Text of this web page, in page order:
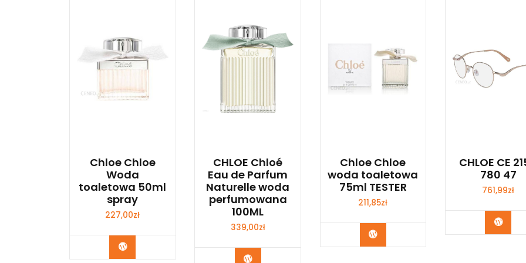
Chloe Chloe
Woda
toaletowa 50ml
spray
227,00zł
Zobacz
CHLOE Chloé
Eau de Parfum
Naturelle woda
perfumowana
100ML
339,00zł
Zobacz
Chloe Chloe
woda toaletowa
75ml TESTER
211,85zł
Zobacz
CHLOE CE
780 47
761,99zł